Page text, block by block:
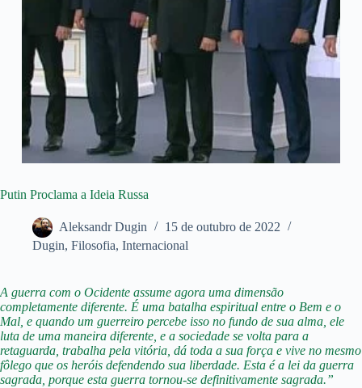
Putin Proclama a Ideia Russa
Aleksandr Dugin
15 de outubro de 2022
Dugin, Filosofia, Internacional
A guerra com o Ocidente assume agora uma dimensão
completamente diferente. É uma batalha espiritual entre o Bem e o
Mal, e quando um guerreiro percebe isso no fundo de sua alma, ele
luta de uma maneira diferente, e a sociedade se volta para a
retaguarda, trabalha pela vitória, dá toda a sua força e vive no mesmo
fôlego que os heróis defendendo sua liberdade. Esta é a lei da guerra
sagrada, porque esta guerra tornou-se definitivamente sagrada.”